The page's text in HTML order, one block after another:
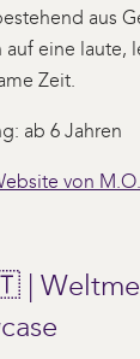
aus
auf eine laute,
Zeit.
ab 6 Jahren
von
|